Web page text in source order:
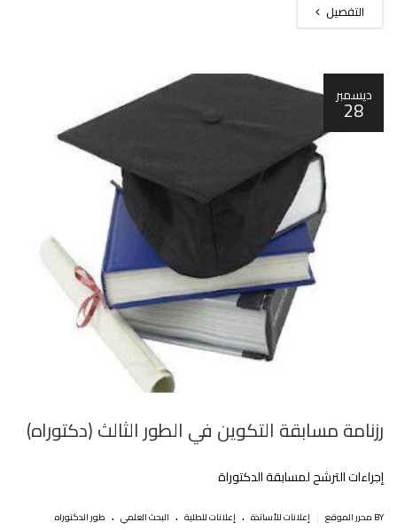
التفصيل
ديسمبر
28
رزنامة مسابقة التكوين في الطور الثالث (دكتوراه)
إجراءات الترشح لمسابقة الدكتوراة
BY محرر الموقع إعلانات للأساتذة . إعلانات للطلبة . البحث العلمي . طور الدكتوراه